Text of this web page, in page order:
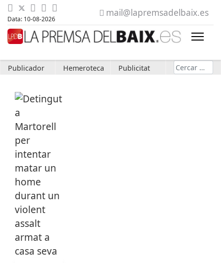
Data: 10-08-2026
mail@lapremsadelbaix.es
Publicador Hemeroteca Publicitat Cerca